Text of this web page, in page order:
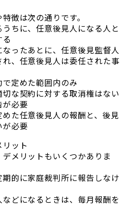
徴は次の通りです。
ちに、任意後見人になる人と
なったあとに、任意後見監督人
、任意後見人は委任された事
定めた範囲内のみ
切な契約に対する取消権はない
が必要
た任意後見人の報酬と、後見
が必要
ット
メリットもいくつかありま
期的に家庭裁判所に報告しなけ
どになるときは、毎月報酬を